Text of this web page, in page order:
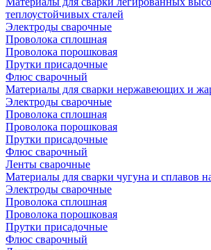
теплоустойчивых сталей
Электроды сварочные
Проволока сплошная
Проволока порошковая
Прутки присадочные
Флюс сварочный
Материалы для сварки нержавеющих и
Электроды сварочные
Проволока сплошная
Проволока порошковая
Прутки присадочные
Флюс сварочный
Ленты сварочные
Материалы для сварки чугуна и сплавов
Электроды сварочные
Проволока сплошная
Проволока порошковая
Прутки присадочные
Флюс сварочный